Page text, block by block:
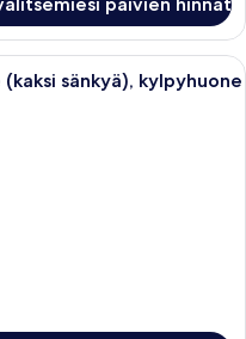
jossa on kaksi
sänkyä), kylpyhuone